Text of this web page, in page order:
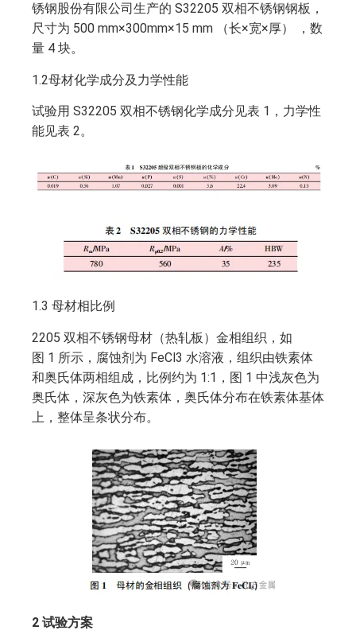
锈钢股份有限公司生产的 S32205 双相不锈钢钢板，
尺寸为 500 mm×300mm×15 mm （长×宽×厚） ，数
量 4 块。
1.2母材化学成分及力学性能
试验用 S32205 双相不锈钢化学成分见表 1，力学性
能见表 2。
1.3 母材相比例
2205 双相不锈钢母材（热轧板）金相组织，如
图 1 所示，腐蚀剂为 FeCl3 水溶液，组织由铁素体
和奥氏体两相组成，比例约为 1:1，图 1 中浅灰色为
奥氏体，深灰色为铁素体，奥氏体分布在铁素体基体
上，整体呈条状分布。
2 试验方案